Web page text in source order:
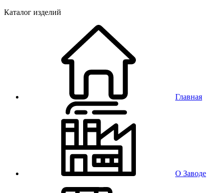
Каталог изделий
Главная
О Заводе